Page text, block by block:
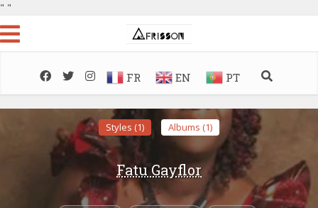
" "
FR EN PT
Styles (1) Albums (1)
Fatu Gayflor